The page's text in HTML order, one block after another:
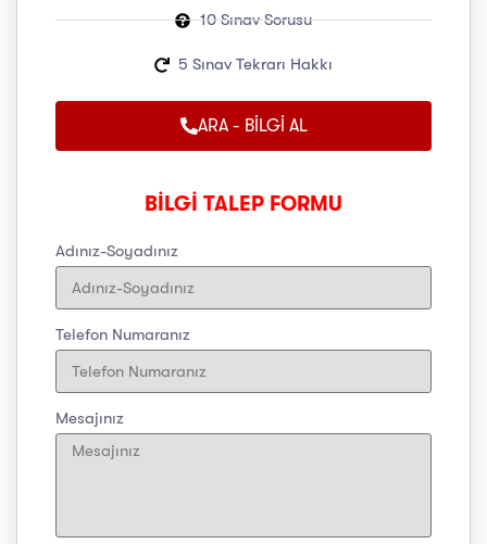
10 Sınav Sorusu
5 Sınav Tekrarı Hakkı
ARA - BİLGİ AL
BİLGİ TALEP FORMU
Adınız-Soyadınız
Telefon Numaranız
Mesajınız